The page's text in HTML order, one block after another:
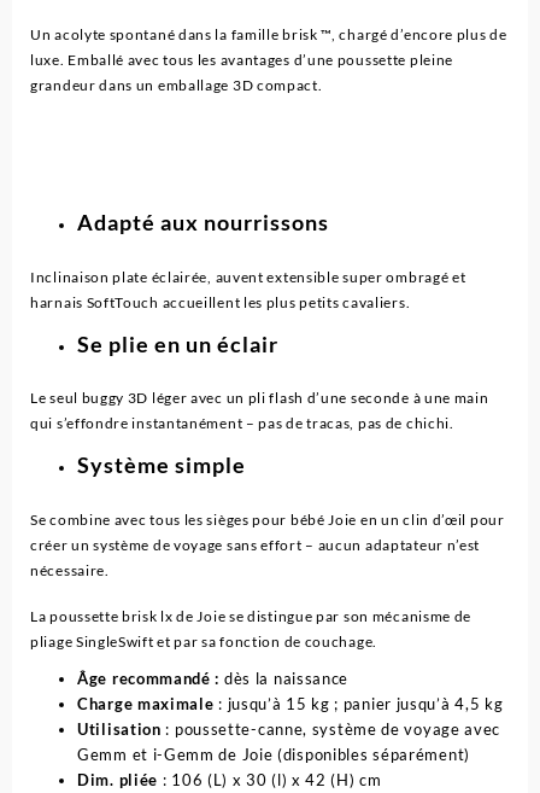
Un acolyte spontané dans la famille brisk ™, chargé d’encore plus de
luxe. Emballé avec tous les avantages d’une poussette pleine
grandeur dans un emballage 3D compact.
Adapté aux nourrissons
Inclinaison plate éclairée, auvent extensible super ombragé et
harnais SoftTouch accueillent les plus petits cavaliers.
Se plie en un éclair
Le seul buggy 3D léger avec un pli flash d’une seconde à une main
qui s’effondre instantanément – pas de tracas, pas de chichi.
Système simple
Se combine avec tous les sièges pour bébé Joie en un clin d’œil pour
créer un système de voyage sans effort – aucun adaptateur n’est
nécessaire.
La poussette brisk lx de Joie se distingue par son mécanisme de
pliage SingleSwift et par sa fonction de couchage.
Âge recommandé : dès la naissance
Charge maximale : jusqu’à 15 kg ; panier jusqu’à 4,5 kg
Utilisation : poussette-canne, système de voyage avec
Gemm et i-Gemm de Joie (disponibles séparément)
Dim. pliée : 106 (L) x 30 (l) x 42 (H) cm